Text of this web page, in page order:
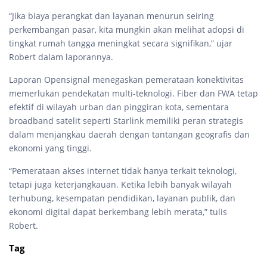
“Jika biaya perangkat dan layanan menurun seiring
perkembangan pasar, kita mungkin akan melihat adopsi di
tingkat rumah tangga meningkat secara signifikan,” ujar
Robert dalam laporannya.
Laporan Opensignal menegaskan pemerataan konektivitas
memerlukan pendekatan multi-teknologi. Fiber dan FWA tetap
efektif di wilayah urban dan pinggiran kota, sementara
broadband satelit seperti Starlink memiliki peran strategis
dalam menjangkau daerah dengan tantangan geografis dan
ekonomi yang tinggi.
“Pemerataan akses internet tidak hanya terkait teknologi,
tetapi juga keterjangkauan. Ketika lebih banyak wilayah
terhubung, kesempatan pendidikan, layanan publik, dan
ekonomi digital dapat berkembang lebih merata,” tulis
Robert.
Tag